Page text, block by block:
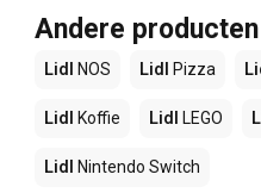
Andere producten
Lidl NOS Lidl Pizza
Lidl Koffie Lidl LEGO
Lidl Nintendo Switch